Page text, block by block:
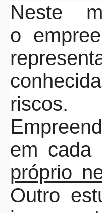
Neste
o
em cada
próprio
Outro